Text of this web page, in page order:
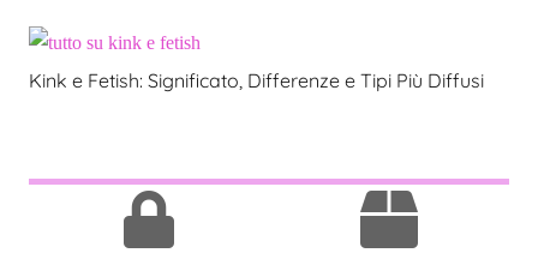
Kink e Fetish: Significato, Differenze e Tipi Più Diffusi